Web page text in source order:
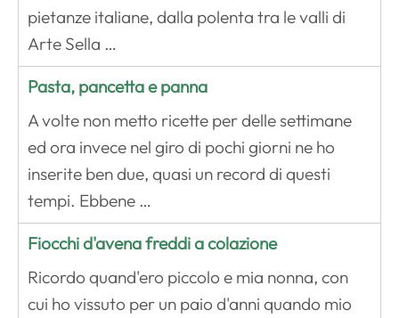
pietanze italiane, dalla polenta tra le valli di
Arte Sella …
Pasta, pancetta e panna
A volte non metto ricette per delle settimane
ed ora invece nel giro di pochi giorni ne ho
inserite ben due, quasi un record di questi
tempi. Ebbene …
Fiocchi d'avena freddi a colazione
Ricordo quand'ero piccolo e mia nonna, con
cui ho vissuto per un paio d'anni quando mio